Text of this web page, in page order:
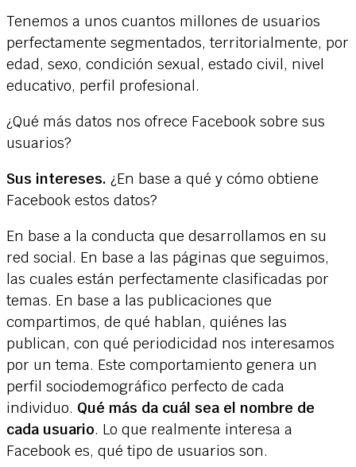
Tenemos a unos cuantos millones de usuarios
perfectamente segmentados, territorialmente, por
edad, sexo, condición sexual, estado civil, nivel
educativo, perfil profesional.
¿Qué más datos nos ofrece Facebook sobre sus
usuarios?
Sus intereses. ¿En base a qué y cómo obtiene
Facebook estos datos?
En base a la conducta que desarrollamos en su
red social. En base a las páginas que seguimos,
las cuales están perfectamente clasificadas por
temas. En base a las publicaciones que
compartimos, de qué hablan, quiénes las
publican, con qué periodicidad nos interesamos
por un tema. Este comportamiento genera un
perfil sociodemográfico perfecto de cada
individuo. Qué más da cuál sea el nombre de
cada usuario. Lo que realmente interesa a
Facebook es, qué tipo de usuarios son.